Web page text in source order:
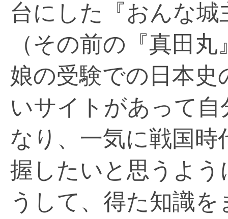
台にした『おんな
（その前の『真田
娘の受験での日本史
いサイトがあって
なり、一気に戦国時
握したいと思うよ
うして、得た知識